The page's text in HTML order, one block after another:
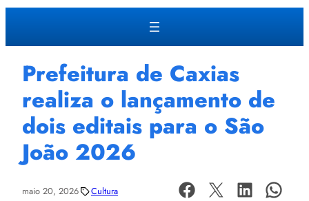
u
a
Prefeitura de Caxias
realiza o lançamento de
dois editais para o São
João 2026
maio 20, 2026 Cultura